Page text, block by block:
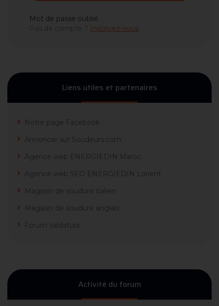
Mot de passe oublié
Inscrivez-vous
Liens utiles et partenaires
Notre page Facebook
Annoncer sur Soudeurs.com
Agence web ENERGIEDIN Maroc
Agence web SEO ENERGIEDIN Lorient
Magasin de soudure italien
Magasin de soudure anglais
Forum saldatura
Activité du forum